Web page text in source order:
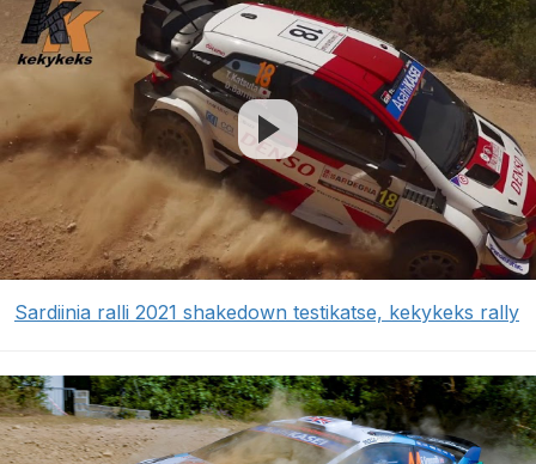
Sardiinia ralli 2021 shakedown testikatse, kekykeks rally